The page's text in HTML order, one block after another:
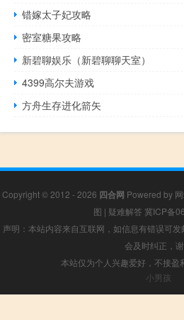
错嫁太子妃攻略
密室糖果攻略
新碧聊娱乐（新碧聊聊天室）
4399高尔夫游戏
方舟生存进化箭矢
Copyright © 2012 - 2026 四合网 Powered by
图 | 疑难解答 冀ICP备
声明：本站内容来自互联网，如信息有错误可
会及时纠正，
本站仅为个人兴趣爱好，不接盈
小男孩